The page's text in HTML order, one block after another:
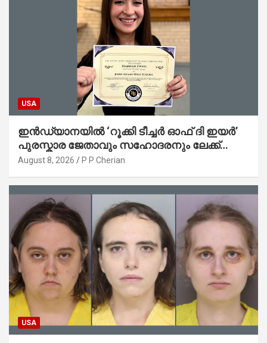
USA
ഇൻഡ്യാനയിൽ ‘റൂക്കി ടീച്ചർ ഓഫ് ദി ഇയർ’
പുരസ്കാര ജേതാവും സഹോദരനും ലേക്ക്
മിഷിഗണിൽ മുങ്ങിമരിച്ചു
August 8, 2026 P P Cherian
USA